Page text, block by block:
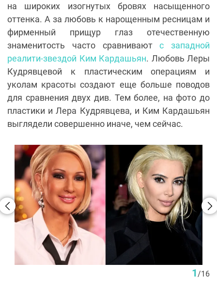
на широких изогнутых бровях насыщенного
оттенка. А за любовь к нарощенным ресницам и
фирменный прищур глаз отечественную
знаменитость часто сравниваютс западной
реалити-звездой Ким Кардашьян. Любовь Леры
Кудрявцевой к пластическим операциям и
уколам красоты создают еще больше поводов
для сравнения двух див. Тем более, на фото до
пластики и Лера Кудрявцева, и Ким Кардашьян
выглядели совершенно иначе, чем сейчас.
1 /16